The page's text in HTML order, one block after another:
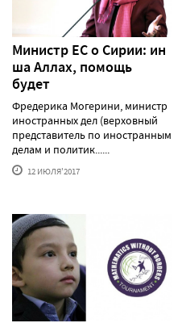
Министр ЕС о Сирии: ин
ша Аллах, помощь
будет
Фредерика Могерини, министр
иностранных дел (верховный
представитель по иностранным
делам и политик......
12 ИЮЛЯ'2017